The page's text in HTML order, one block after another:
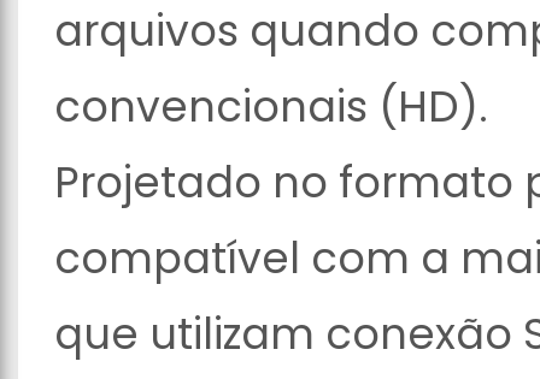
arquivos quando
convencionais (HD).
Projetado no formato
compatível com a
que utilizam conexão